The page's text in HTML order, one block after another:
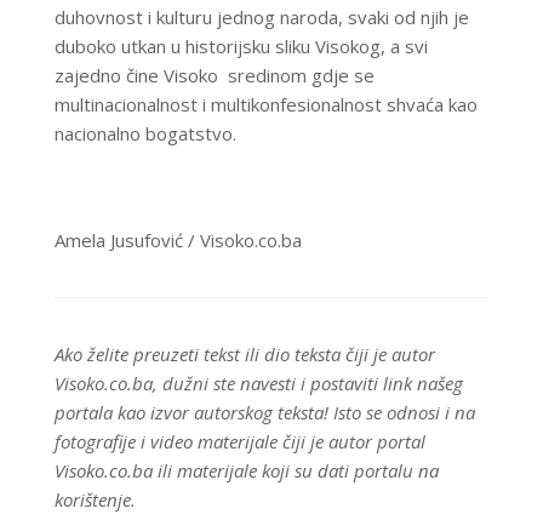
duhovnost i kulturu jednog naroda, svaki od njih je
duboko utkan u historijsku sliku Visokog, a svi
zajedno čine Visoko sredinom gdje se
multinacionalnost i multikonfesionalnost shvaća kao
nacionalno bogatstvo.
Amela Jusufović / Visoko.co.ba
Ako želite preuzeti tekst ili dio teksta čiji je autor
Visoko.co.ba, dužni ste navesti i postaviti link našeg
portala kao izvor autorskog teksta! Isto se odnosi i na
fotografije i video materijale čiji je autor portal
Visoko.co.ba ili materijale koji su dati portalu na
korištenje.